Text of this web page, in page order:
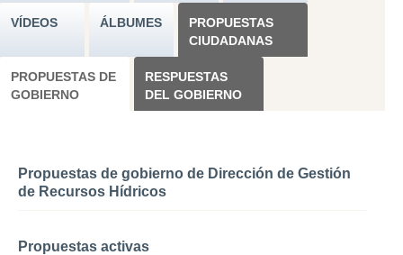
VÍDEOS ÁLBUMES
PROPUESTAS
CIUDADANAS
PROPUESTAS DE
GOBIERNO
RESPUESTAS
DEL GOBIERNO
Propuestas de gobierno de Dirección de Gestión
de Recursos Hídricos
Propuestas activas